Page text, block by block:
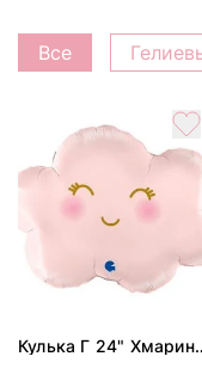
Все
Кулька Г 24"